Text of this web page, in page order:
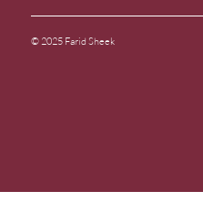
© 2025 Farid Sheek